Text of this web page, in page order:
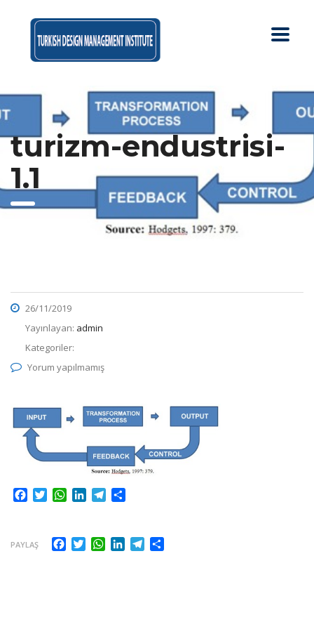
turizm-endustrisi-
1.1
26/11/2019
Yayınlayan: admin
Kategoriler:
Yorum yapılmamış
Facebook
TwitterWhatsApp
LinkedInTelegram
PAYLAŞ Facebook
TwitterWhatsApp
LinkedInTelegram